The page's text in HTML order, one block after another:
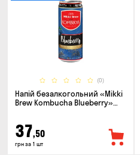
(0)
Напій безалкогольний «Mikki
Brew Kombucha Blueberry»
37,50
грн за 1 шт